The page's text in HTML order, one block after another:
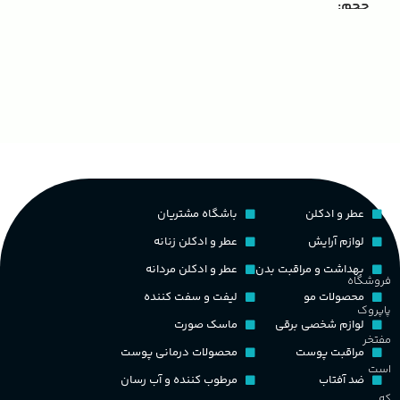
حجم
طبع تلخ
غلظت
اکسترکت دو پرفیوم
گروه بویایی
نت‌های چوبی
فروشگاه
پاپروک
مفتخر
است
عطر و ادکلن
لوازم آرایش
بهداشت و مراقبت بدن
محصولات مو
لوازم شخصی برقی
مراقبت پوست
ضد آفتاب
باشگاه مشتریان
عطر و ادکلن زنانه
عطر و ادکلن مردانه
لیفت و سفت کننده
ماسک صورت
محصولات درمانی پوست
مرطوب کننده و آب رسان